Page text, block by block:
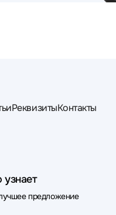
РеквизитыКонтакты
предложение